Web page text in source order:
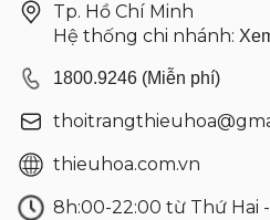
Tp. Hồ Chí Minh
Hệ thống chi nhánh:
1800.9246 (Miễn phí)
thieuhoa.com.vn
8h:00-22:00 từ Thứ Hai